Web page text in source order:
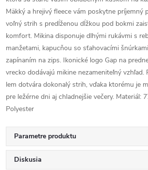
Mäkký a hrejivý fleece vám poskytne príjemný
voľný strih s predĺženou dĺžkou pod bokmi
komfort. Mikina disponuje dlhými rukávmi s
manžetami, kapucňou so sťahovacími
zapínaním na zips. Ikonické logo Gap na
vrecko dodávajú mikine nezameniteľný vzhľad.
lem dotvára dokonalý strih, vďaka ktorému je
pre ležérne dni aj chladnejšie večery. Materiál:
Polyester
Parametre produktu
Diskusia